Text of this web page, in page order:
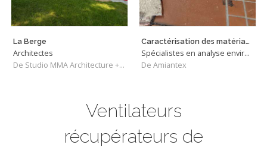
La Berge
Architectes
De Studio MMA Architecture + Design
Caractérisation des matériaux pouvant contenir de l'amiante
Spécialistes en analyse environnementale
De Amiantex
Ventilateurs
récupérateurs de